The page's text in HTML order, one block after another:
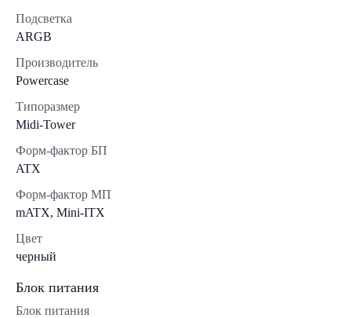
Подсветка
ARGB
Производитель
Powercase
Типоразмер
Midi-Tower
Форм-фактор БП
ATX
Форм-фактор МП
mATX, Mini-ITX
Цвет
черный
Блок питания
Блок питания